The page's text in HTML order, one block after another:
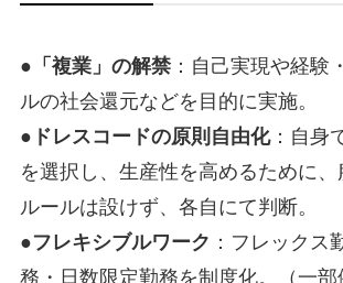
● 「複業」の解禁：自己実現や経験
ルの社会還元などを目的に実施。
● ドレスコードの原則自由化：自身
を選択し、生産性を高めるために、
ルールは設けず、各自にて判断。
●フレキシブルワーク ：フレックス
務・日数限定勤務を制度化。（一部